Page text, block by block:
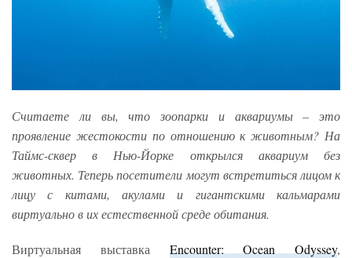
Считаете ли вы, что зоопарки и аквариумы – это
проявление жестокости по отношению к животным? На
Таймс-сквер в Нью-Йорке открылся аквариум без
животных. Теперь посетители могут встретиться лицом к
лицу с китами, акулами и гигантскими кальмарами
виртуально в их естественной среде обитания.
Виртуальная выставка Encounter: Ocean Odyssey,